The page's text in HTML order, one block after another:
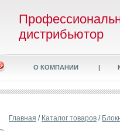
дистрибьютор
О КОМПАНИИ |
Главная / Каталог товаров /